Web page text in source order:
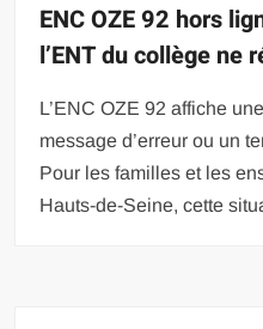
ENC OZE 92 hors
l’ENT du collège ne
L’ENC OZE 92 affiche
message d’erreur ou un
Pour les familles et les
Hauts-de-Seine, cette